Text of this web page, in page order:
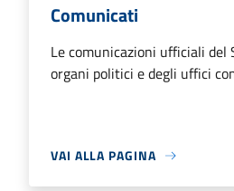
Comunicati
Le comunicazioni ufficiali del
organi politici e degli uffici
VAI ALLA PAGINA